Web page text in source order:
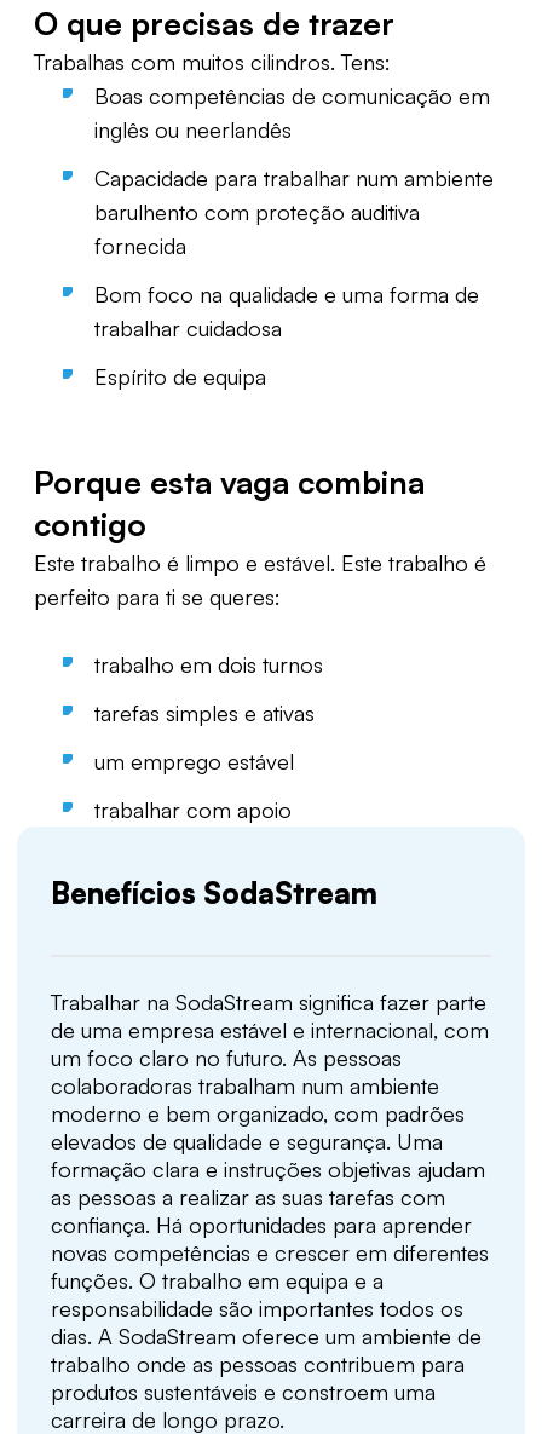
O que precisas de trazer
Trabalhas com muitos cilindros. Tens:
Boas competências de comunicação em
inglês ou neerlandês
Capacidade para trabalhar num ambiente
barulhento com proteção auditiva
fornecida
Bom foco na qualidade e uma forma de
trabalhar cuidadosa
Espírito de equipa
Porque esta vaga combina
contigo
Este trabalho é limpo e estável. Este trabalho é
perfeito para ti se queres:
trabalho em dois turnos
tarefas simples e ativas
um emprego estável
trabalhar com apoio
Benefícios SodaStream
Trabalhar na SodaStream significa fazer parte
de uma empresa estável e internacional, com
um foco claro no futuro. As pessoas
colaboradoras trabalham num ambiente
moderno e bem organizado, com padrões
elevados de qualidade e segurança. Uma
formação clara e instruções objetivas ajudam
as pessoas a realizar as suas tarefas com
confiança. Há oportunidades para aprender
novas competências e crescer em diferentes
funções. O trabalho em equipa e a
responsabilidade são importantes todos os
dias. A SodaStream oferece um ambiente de
trabalho onde as pessoas contribuem para
produtos sustentáveis e constroem uma
carreira de longo prazo.